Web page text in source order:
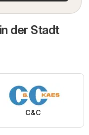
der Stadt
C&C